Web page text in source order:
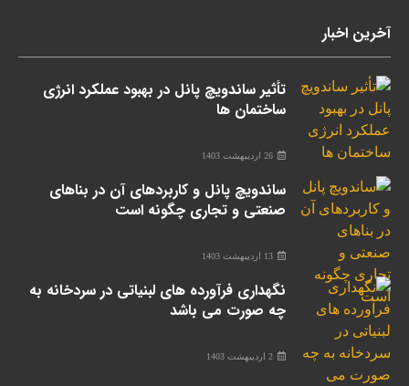
آخرین اخبار
تأثیر ساندویچ پانل در بهبود عملکرد انرژی
ساختمان ها
26 اردیبهشت 1403
ساندویچ پانل و کاربردهای آن در بناهای
صنعتی و تجاری چگونه است
13 اردیبهشت 1403
نگهداری فرآورده های لبنیاتی در سردخانه به
چه صورت می باشد
2 اردیبهشت 1403